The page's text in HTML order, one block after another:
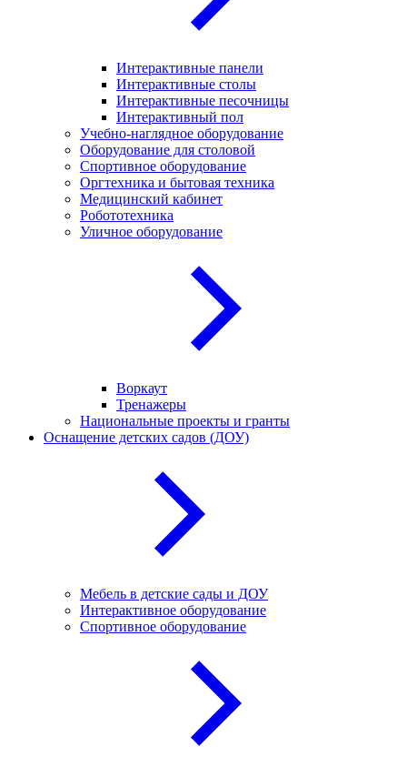
Интерактивные панели
Интерактивные столы
Интерактивные песочницы
Интерактивный пол
Учебно-наглядное оборудование
Оборудование для столовой
Спортивное оборудование
Оргтехника и бытовая техника
Медицинский кабинет
Робототехника
Уличное оборудование
Воркаут
Тренажеры
Национальные проекты и гранты
Оснащение детских садов (ДОУ)
Мебель в детские сады и ДОУ
Интерактивное оборудование
Спортивное оборудование